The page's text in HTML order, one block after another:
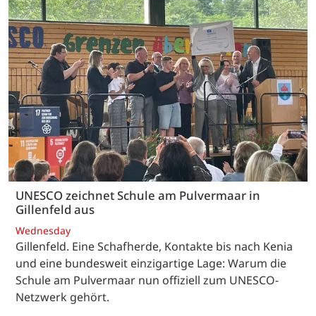
UNESCO zeichnet Schule am Pulvermaar in
Gillenfeld aus
Wednesday
Gillenfeld. Eine Schafherde, Kontakte bis nach Kenia
und eine bundesweit einzigartige Lage: Warum die
Schule am Pulvermaar nun offiziell zum UNESCO-
Netzwerk gehört.